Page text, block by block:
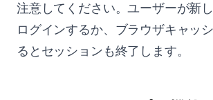
注意してください。ユーザーが新
ログインするか、ブラウザキャッ
るとセッションも終了します。